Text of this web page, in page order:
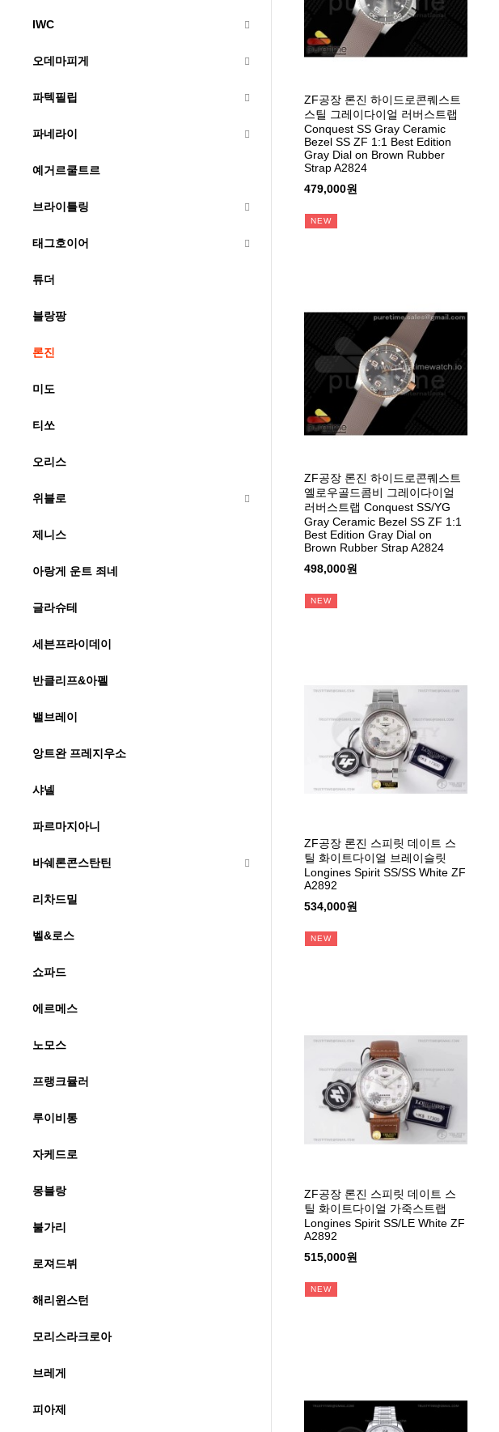
IWC
오데마피게
파텍필립
파네라이
예거르쿨트르
브라이틀링
태그호이어
튜더
블랑팡
론진
미도
티쏘
오리스
위블로
제니스
아랑게 운트 죄네
글라슈테
세븐프라이데이
반클리프&아펠
밸브레이
앙트완 프레지우소
샤넬
파르마지아니
바쉐론콘스탄틴
리차드밀
벨&로스
쇼파드
에르메스
노모스
프랭크뮬러
루이비통
자케드로
몽블랑
불가리
로져드뷔
해리윈스턴
모리스라크로아
브레게
피아제
ZF공장 론진 하이드로콘퀘스트
스틸 그레이다이얼 러버스트랩
Conquest SS Gray Ceramic
Bezel SS ZF 1:1 Best Edition
Gray Dial on Brown Rubber
Strap A2824
479,000원
NEW
ZF공장 론진 하이드로콘퀘스트
옐로우골드콤비 그레이다이얼
러버스트랩 Conquest SS/YG
Gray Ceramic Bezel SS ZF 1:1
Best Edition Gray Dial on
Brown Rubber Strap A2824
498,000원
NEW
ZF공장 론진 스피릿 데이트 스
틸 화이트다이얼 브레이슬릿
Longines Spirit SS/SS White ZF
A2892
534,000원
NEW
ZF공장 론진 스피릿 데이트 스
틸 화이트다이얼 가죽스트랩
Longines Spirit SS/LE White ZF
A2892
515,000원
NEW